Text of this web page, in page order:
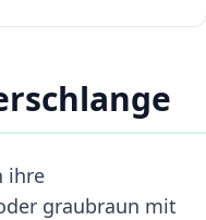
ihre
graubraun mit